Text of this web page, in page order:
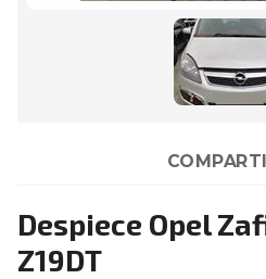
Despiece Opel
Z19DT